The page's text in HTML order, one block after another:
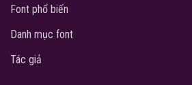
Font phổ biến
Danh mục font
Tác giả